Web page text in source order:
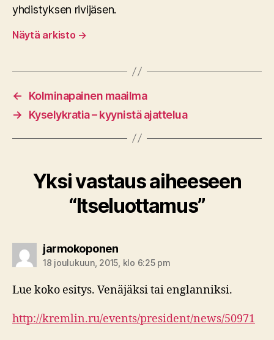
yhdistyksen rivijäsen.
Näytä arkisto →
←
Kolminapainen maailma
→
Kyselykratia – kyynistä ajattelua
Yksi vastaus aiheeseen
“Itseluottamus”
jarmokoponensanoo:
18 joulukuun, 2015, klo 6:25 pm
Lue koko esitys. Venäjäksi tai englanniksi.
http://kremlin.ru/events/president/news/50971